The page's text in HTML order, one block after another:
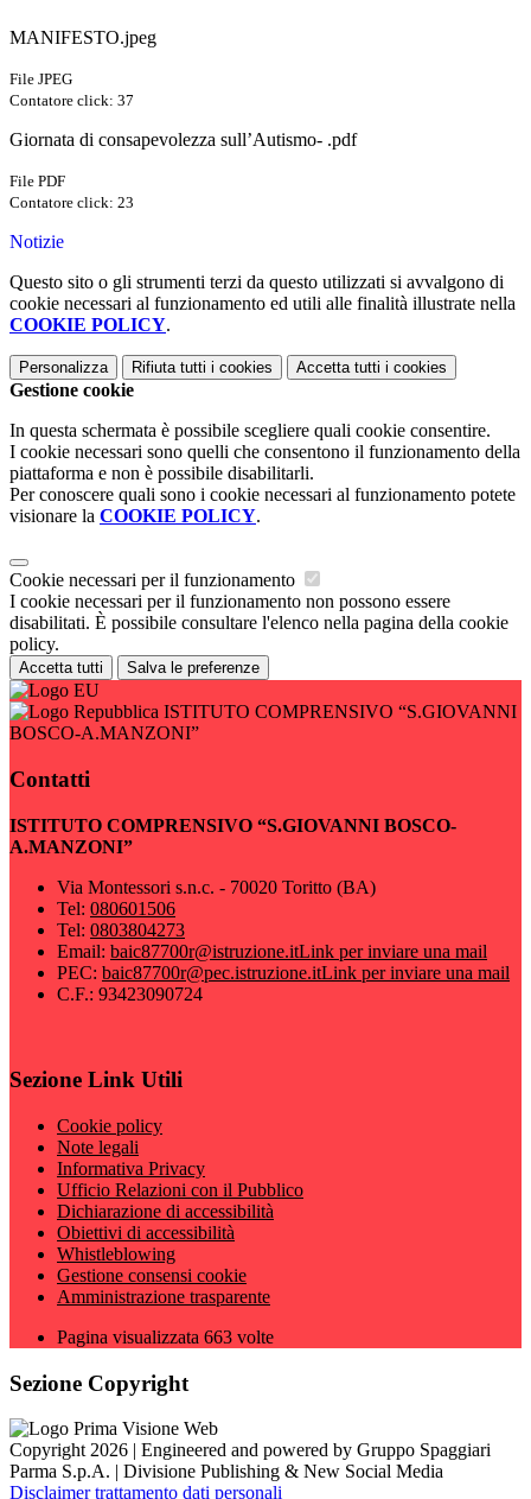
MANIFESTO.jpeg
File JPEG
Contatore click: 37
Giornata di consapevolezza sull’Autismo- .pdf
File PDF
Contatore click: 23
Notizie
Questo sito o gli strumenti terzi da questo utilizzati si avvalgono di
cookie necessari al funzionamento ed utili alle finalità illustrate nella
COOKIE POLICY.
Personalizza Rifiuta tutti i cookies Accetta tutti i cookies
Gestione cookie
In questa schermata è possibile scegliere quali cookie consentire.
I cookie necessari sono quelli che consentono il funzionamento della
piattaforma e non è possibile disabilitarli.
Per conoscere quali sono i cookie necessari al funzionamento potete
visionare la COOKIE POLICY.
Cookie necessari per il funzionamento
I cookie necessari per il funzionamento non possono essere
disabilitati. È possibile consultare l'elenco nella pagina della cookie
policy.
Accetta tutti Salva le preferenze
ISTITUTO COMPRENSIVO “S.GIOVANNI
BOSCO-A.MANZONI”
Contatti
ISTITUTO COMPRENSIVO “S.GIOVANNI BOSCO-
A.MANZONI”
Via Montessori s.n.c. - 70020 Toritto (BA)
Tel: 080601506
Tel: 0803804273
Email: baic87700r@istruzione.itLink per inviare una mail
PEC: baic87700r@pec.istruzione.itLink per inviare una mail
C.F.: 93423090724
Sezione Link Utili
Cookie policy
Note legali
Informativa Privacy
Ufficio Relazioni con il Pubblico
Dichiarazione di accessibilità
Obiettivi di accessibilità
Whistleblowing
Gestione consensi cookie
Amministrazione trasparente
Pagina visualizzata 663 volte
Sezione Copyright
Copyright 2026 | Engineered and powered by Gruppo Spaggiari
Parma S.p.A. | Divisione Publishing & New Social Media
Disclaimer trattamento dati personali